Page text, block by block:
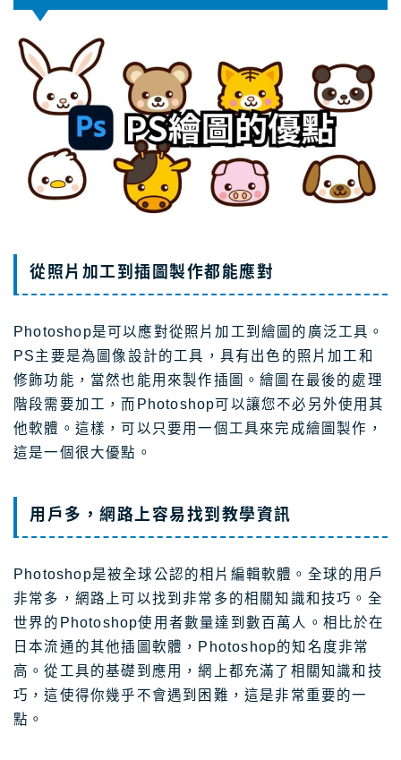
從照片加工到插圖製作都能應對
Photoshop是可以應對從照片加工到繪圖的廣泛工具。
PS主要是為圖像設計的工具，具有出色的照片加工和
修飾功能，當然也能用來製作插圖。繪圖在最後的處理
階段需要加工，而Photoshop可以讓您不必另外使用其
他軟體。這樣，可以只要用一個工具來完成繪圖製作，
這是一個很大優點。
用戶多，網路上容易找到教學資訊
Photoshop是被全球公認的相片編輯軟體。全球的用戶
非常多，網路上可以找到非常多的相關知識和技巧。全
世界的Photoshop使用者數量達到數百萬人。相比於在
日本流通的其他插圖軟體，Photoshop的知名度非常
高。從工具的基礎到應用，網上都充滿了相關知識和技
巧，這使得你幾乎不會遇到困難，這是非常重要的一
點。